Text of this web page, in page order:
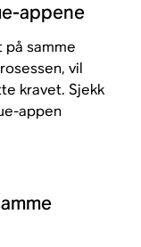
appene
på samme
vil
kravet. Sjekk
appen